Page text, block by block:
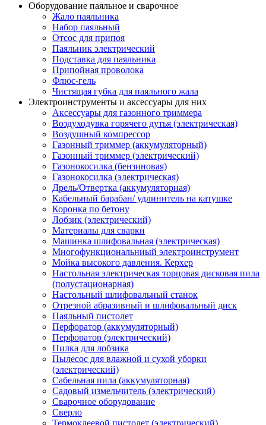
Оборудование паяльное и сварочное
Жало паяльника
Набор паяльный
Отсос для припоя
Паяльник электрический
Подставка для паяльника
Припойная проволока
Флюс-гель
Чистящая губка для паяльного жала
Электроинструменты и аксессуары для них
Аксессуары для газонного триммера
Воздуходувка горячего дутья (электрическая)
Воздушный компрессор
Газонный триммер (аккумуляторный)
Газонный триммер (электрический)
Газонокосилка (бензиновая)
Газонокосилка (электрическая)
Дрель/Отвертка (аккумуляторная)
Кабельный барабан/ удлинитель на катушке
Коронка по бетону
Лобзик (электрический)
Материалы для сварки
Машинка шлифовальная (электрическая)
Многофункциональниый электроинструмент
Мойка высокого давления. Керхер
Настольная электрическая торцовая дисковая пила
(полустационарная)
Настольный шлифовальный станок
Отрезной абразивный и шлифовальный диск
Паяльный пистолет
Перфоратор (аккумуляторный)
Перфоратор (электрический)
Пилка для лобзика
Пылесос для влажной и сухой уборки
(электрический)
Сабельная пила (аккумуляторная)
Садовый измельчитель (электрический)
Сварочное оборудование
Сверло
Термоклеевой пистолет (электрический)